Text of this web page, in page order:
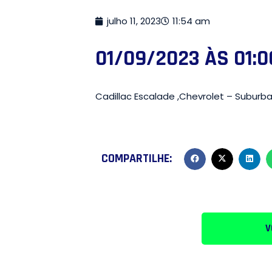
julho 11, 2023 11:54 am
01/09/2023 ÀS
Cadillac Escalade ,Chevrolet –
COMPARTILHE: